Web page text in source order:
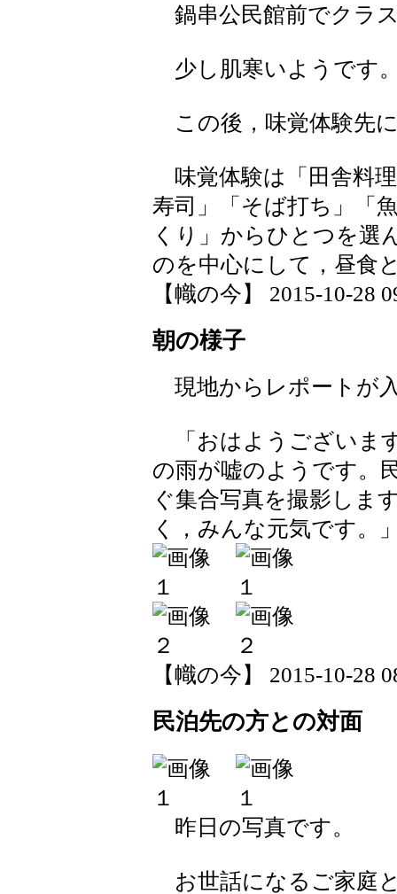
鍋串公民館前でクラ
少し肌寒いようです
この後，味覚体験先
味覚体験は「田舎料
寿司」「そば打ち」「
くり」からひとつを選
のを中心にして，昼食
【幟の今】 2015-10-28
朝の様子
現地からレポートが
「おはようございま
の雨が嘘のようです。
ぐ集合写真を撮影しま
く，みんな元気です。
【幟の今】 2015-10-28
民泊先の方との対面
昨日の写真です。
お世話になるご家庭